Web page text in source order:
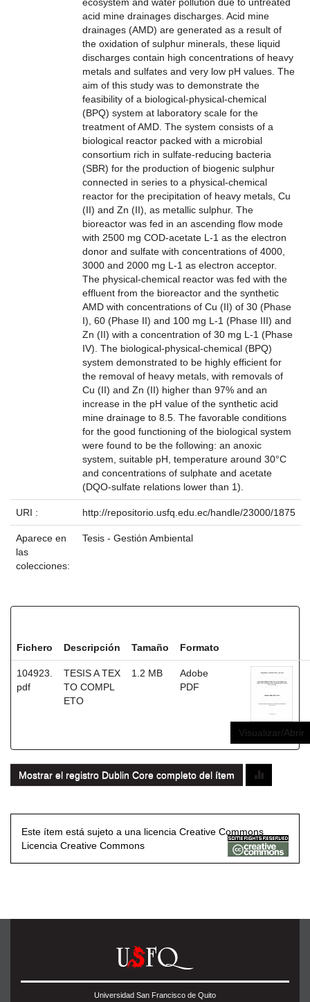
acid mine drainages discharges. Acid mine
drainages (AMD) are generated as a result of
the oxidation of sulphur minerals, these liquid
discharges contain high concentrations of heavy
metals and sulfates and very low pH values. The
aim of this study was to demonstrate the
feasibility of a biological-physical-chemical
(BPQ) system at laboratory scale for the
treatment of AMD. The system consists of a
biological reactor packed with a microbial
consortium rich in sulfate-reducing bacteria
(SBR) for the production of biogenic sulphur
connected in series to a physical-chemical
reactor for the precipitation of heavy metals, Cu
(II) and Zn (II), as metallic sulphur. The
bioreactor was fed in an ascending flow mode
with 2500 mg COD-acetate L-1 as the electron
donor and sulfate with concentrations of 4000,
3000 and 2000 mg L-1 as electron acceptor.
The physical-chemical reactor was fed with the
effluent from the bioreactor and the synthetic
AMD with concentrations of Cu (II) of 30 (Phase
I), 60 (Phase II) and 100 mg L-1 (Phase III) and
Zn (II) with a concentration of 30 mg L-1 (Phase
IV). The biological-physical-chemical (BPQ)
system demonstrated to be highly efficient for
the removal of heavy metals, with removals of
Cu (II) and Zn (II) higher than 97% and an
increase in the pH value of the synthetic acid
mine drainage to 8.5. The favorable conditions
for the good functioning of the biological system
were found to be the following: an anoxic
system, suitable pH, temperature around 30°C
and concentrations of sulphate and acetate
(DQO-sulfate relations lower than 1).
URI : http://repositorio.usfq.edu.ec/handle/23000/1875
Aparece en
las
colecciones:
Tesis - Gestión Ambiental
Fichero Descripción Tamaño Formato
104923.
pdf
TESIS A TEX
TO COMPL
ETO
1.2 MB
Adobe
PDF
Visualizar/Abrir
Mostrar el registro Dublin Core completo del ítem
Este ítem está sujeto a una licencia Creative Commons
Licencia Creative Commons
Universidad San Francisco de Quito